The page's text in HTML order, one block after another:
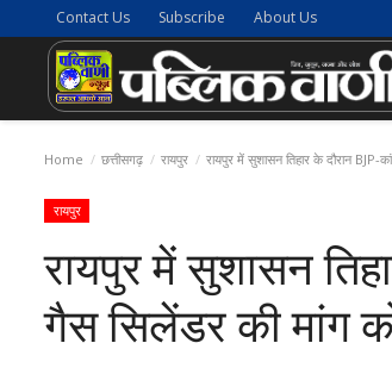
Contact Us Subscribe About Us
Home छत्तीसगढ़ रायपुर रायपुर में सुशासन तिहार के दौरान
रायपुर
रायपुर में सुशासन
गैस सिलेंडर की मांग